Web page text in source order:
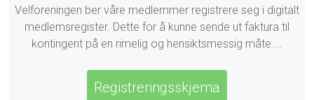
Velforeningen ber våre medlemmer registrere seg i digitalt
medlemsregister. Dette for å kunne sende ut faktura til
kontingent på en rimelig og hensiktsmessig måte....
Registreringsskjema